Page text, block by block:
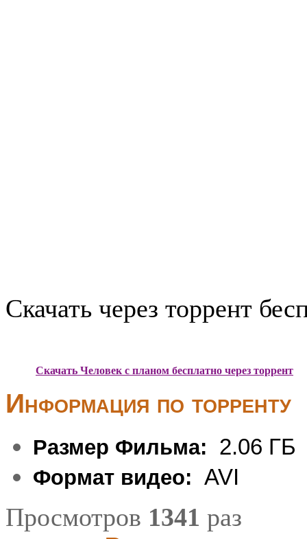
Скачать через торрент
Скачать Человек с планом бесплатно через торрент
Информация по торренту
Размер Фильма: 2.06 ГБ
Формат видео: AVI
Просмотров 1341 раз